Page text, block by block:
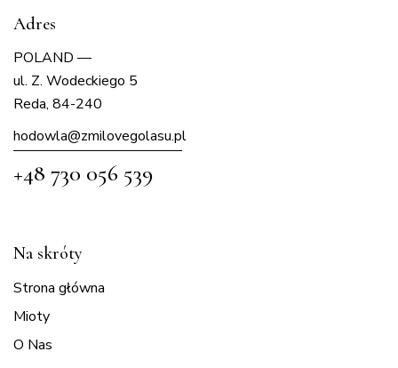
Adres
POLAND —
ul. Z. Wodeckiego 5
Reda, 84-240
hodowla@zmilovegolasu.pl
+48 730 056 539
Na skróty
Strona główna
Mioty
O Nas